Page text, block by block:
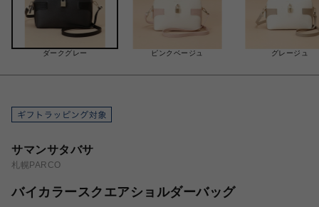
ダークグレー ピンクベージュ グレージュ
サマンサタバサ
札幌PARCO
バイカラースクエアショルダーバッグ